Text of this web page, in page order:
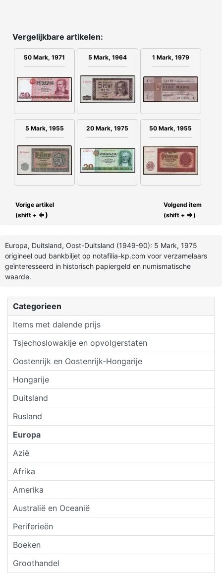
Categorieen
Items met dalende prijs
Tsjechoslowakije en opvolgerstaten
Oostenrijk en Oostenrijk-Hongarije
Hongarije
Duitsland
Rusland
Europa
Azië
Afrika
Amerika
Australië en Oceanië
Periferieën
Boeken
Groothandel
Vergelijkbare artikelen:
50 Mark, 1971 5 Mark, 1964 1 Mark, 1979
5 Mark, 1955 20 Mark, 1975 50 Mark, 1955
Vorige artikel
(shift + ⇐)
Volgend item
(shift + ⇒)
Europa, Duitsland, Oost-Duitsland (1949-90): 5 Mark, 1975
origineel oud bankbiljet op notafilia-kp.com voor verzamelaars
geïnteresseerd in historisch papiergeld en numismatische
waarde.